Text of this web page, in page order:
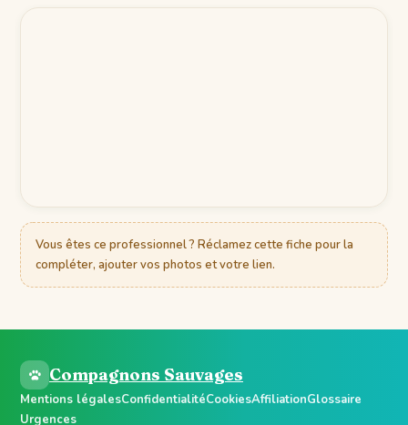
Vous êtes ce professionnel ? Réclamez cette fiche pour la
compléter, ajouter vos photos et votre lien.
Compagnons Sauvages
Mentions légalesConfidentialitéCookiesAffiliationGlossaire
Urgences